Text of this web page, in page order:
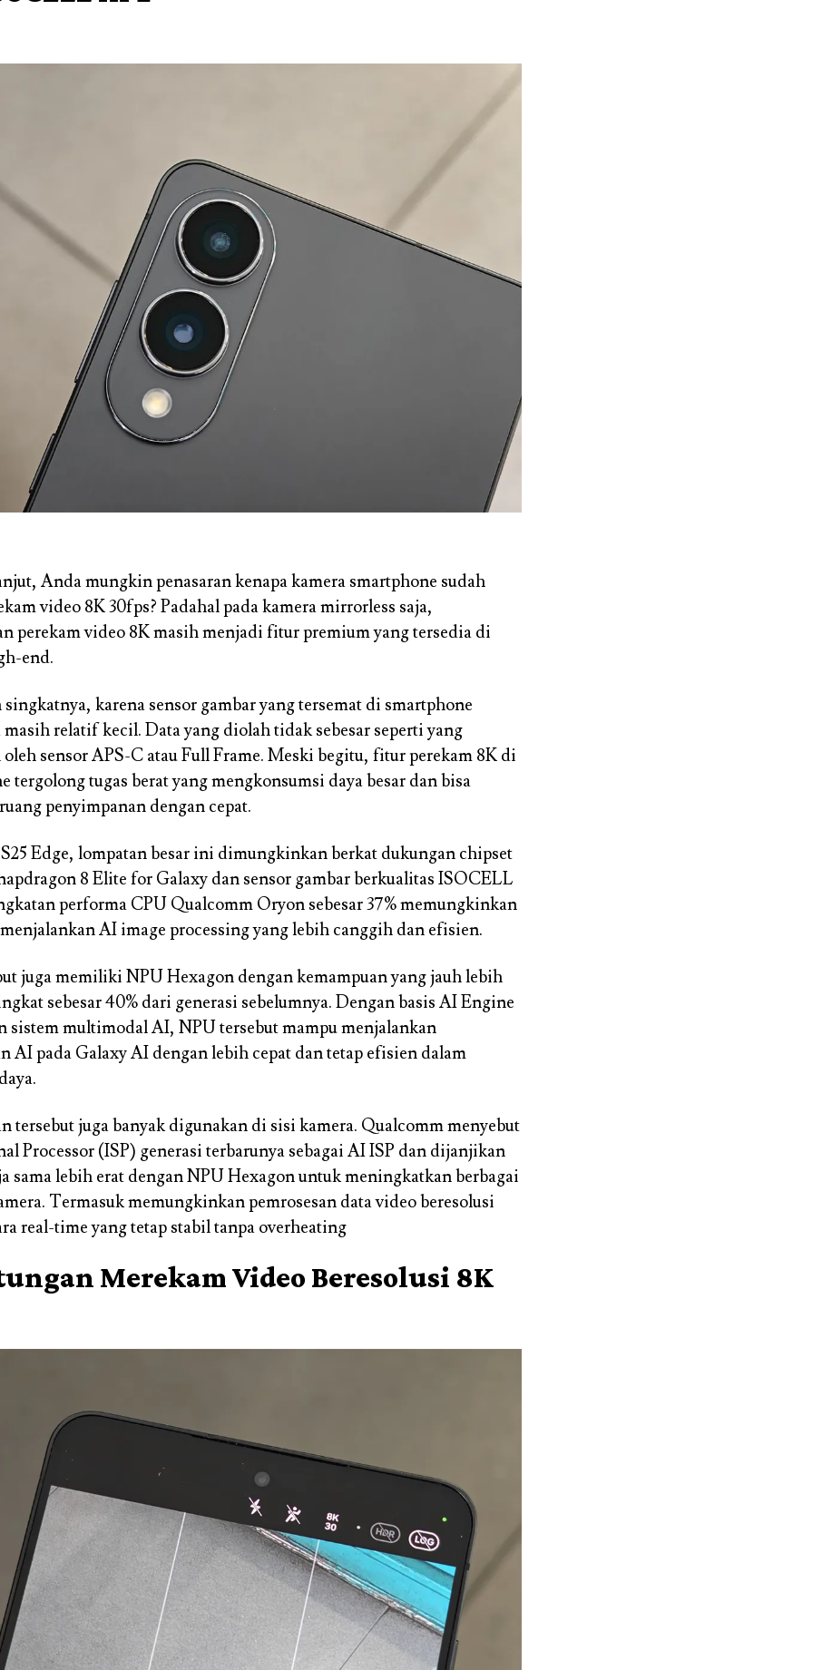
Anda mungkin penasaran kenapa kamera smartphone sudah
video 8K 30fps? Padahal pada kamera mirrorless saja,
perekam video 8K masih menjadi fitur premium yang tersedia di
end.
singkatnya, karena sensor gambar yang tersemat di smartphone
relatif kecil. Data yang diolah tidak sebesar seperti yang
sensor APS-C atau Full Frame. Meski begitu, fitur perekam 8K di
tergolong tugas berat yang mengkonsumsi daya besar dan bisa
penyimpanan dengan cepat.
Edge, lompatan besar ini dimungkinkan berkat dukungan chipset
8 Elite for Galaxy dan sensor gambar berkualitas ISOCELL
performa CPU Qualcomm Oryon sebesar 37% memungkinkan
AI image processing yang lebih canggih dan efisien.
juga memiliki NPU Hexagon dengan kemampuan yang jauh lebih
sebesar 40% dari generasi sebelumnya. Dengan basis AI Engine
sistem multimodal AI, NPU tersebut mampu menjalankan
AI pada Galaxy AI dengan lebih cepat dan tetap efisien dalam
tersebut juga banyak digunakan di sisi kamera. Qualcomm menyebut
Processor (ISP) generasi terbarunya sebagai AI ISP dan dijanjikan
sama lebih erat dengan NPU Hexagon untuk meningkatkan berbagai
Termasuk memungkinkan pemrosesan data video beresolusi
real-time yang tetap stabil tanpa overheating
Merekam Video Beresolusi 8K